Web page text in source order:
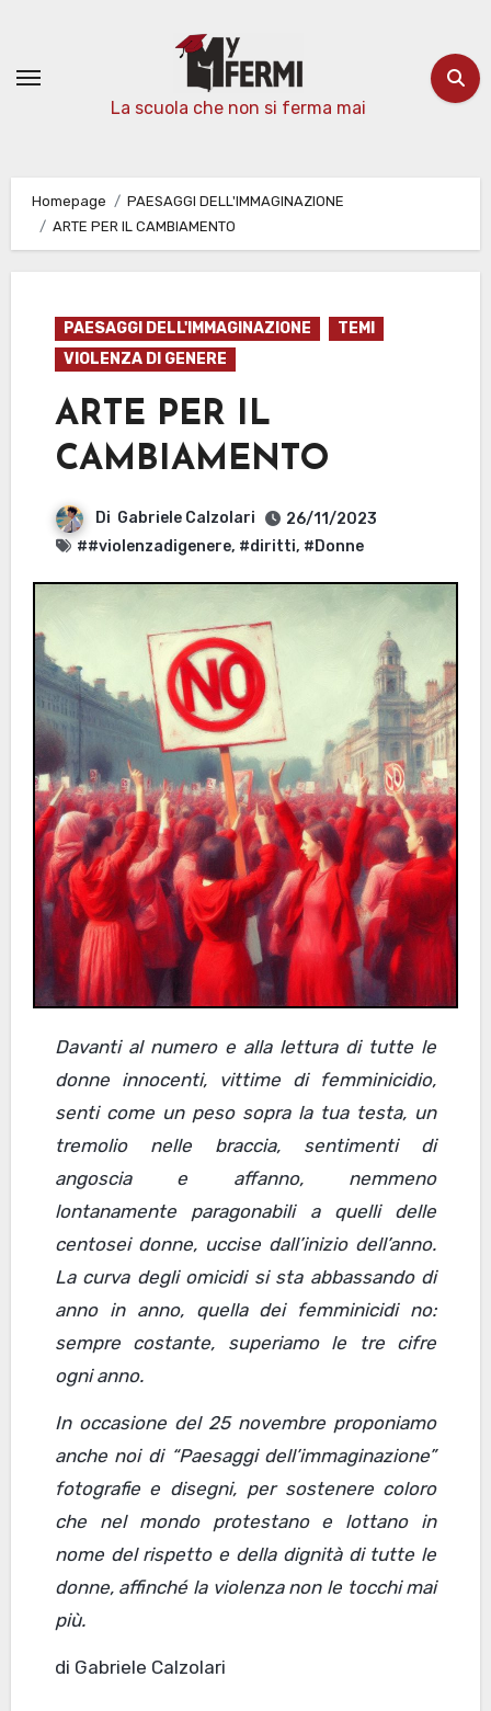
contenuto
La scuola che non si ferma mai
Homepage
PAESAGGI DELL'IMMAGINAZIONE
ARTE PER IL CAMBIAMENTO
PAESAGGI DELL'IMMAGINAZIONE
TEMI
VIOLENZA DI GENERE
ARTE PER IL
CAMBIAMENTO
Di Gabriele Calzolari
26/11/2023
##violenzadigenere, #diritti, #Donne
Davanti al numero e alla lettura di tutte le
donne innocenti, vittime di femminicidio,
senti come un peso sopra la tua testa, un
tremolio nelle braccia, sentimenti di
angoscia e affanno, nemmeno
lontanamente paragonabili a quelli delle
centosei donne, uccise dall’inizio dell’anno.
La curva degli omicidi si sta abbassando di
anno in anno, quella dei femminicidi no:
sempre costante, superiamo le tre cifre
ogni anno.
In occasione del 25 novembre proponiamo
anche noi di “Paesaggi dell’immaginazione”
fotografie e disegni, per sostenere coloro
che nel mondo protestano e lottano in
nome del rispetto e della dignità di tutte le
donne, affinché la violenza non le tocchi mai
più.
di Gabriele Calzolari